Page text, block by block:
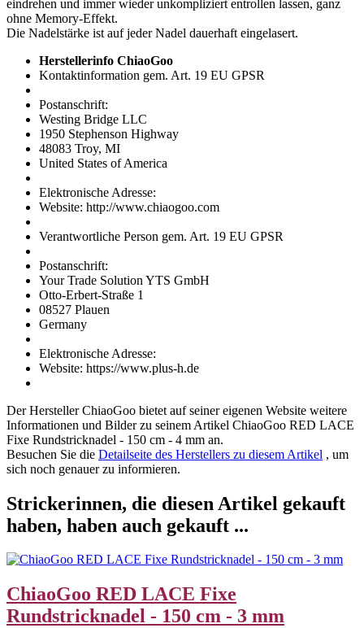
eindrehen und immer wieder unkompliziert entrollen lassen, ganz
ohne Memory-Effekt.
Die Nadelstärke ist auf jeder Nadel dauerhaft eingelasert.
Herstellerinfo ChiaoGoo
Kontaktinformation gem. Art. 19 EU GPSR
Postanschrift:
Westing Bridge LLC
1950 Stephenson Highway
48083 Troy, MI
United States of America
Elektronische Adresse:
Website: http://www.chiaogoo.com
Verantwortliche Person gem. Art. 19 EU GPSR
Postanschrift:
Your Trade Solution YTS GmbH
Otto-Erbert-Straße 1
08527 Plauen
Germany
Elektronische Adresse:
Website: https://www.plus-h.de
Der HerstellerChiaoGoo bietet auf seiner eigenen Website weitere
Informationen und Bilder zu seinem Artikel ChiaoGoo RED LACE
Fixe Rundstricknadel - 150 cm - 4 mm an.
Besuchen Sie die Detailseite des Herstellers zu diesem Artikel , um
sich noch genauer zu informieren.
Strickerinnen, die diesen Artikel gekauft
haben, haben auch gekauft ...
ChiaoGoo RED LACE Fixe
Rundstricknadel - 150 cm - 3 mm